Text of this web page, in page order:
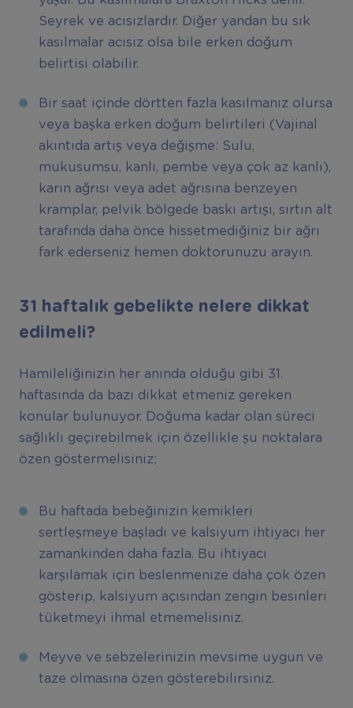
Seyrek ve acısızlardır. Diğer yandan bu sık
kasılmalar acısız olsa bile erken doğum
belirtisi olabilir.
Bir saat içinde dörtten fazla kasılmanız olursa
veya başka erken doğum belirtileri (Vajinal
akıntıda artış veya değişme: Sulu,
mukusumsu, kanlı, pembe veya çok az kanlı),
karın ağrısı veya adet ağrısına benzeyen
kramplar, pelvik bölgede baskı artışı, sırtın alt
tarafında daha önce hissetmediğiniz bir ağrı
fark ederseniz hemen doktorunuzu arayın.
31 haftalık gebelikte nelere dikkat
edilmeli?
Hamileliğinizin her anında olduğu gibi 31.
haftasında da bazı dikkat etmeniz gereken
konular bulunuyor. Doğuma kadar olan süreci
sağlıklı geçirebilmek için özellikle şu noktalara
özen göstermelisiniz;
Bu haftada bebeğinizin kemikleri
sertleşmeye başladı ve kalsiyum ihtiyacı her
zamankinden daha fazla. Bu ihtiyacı
karşılamak için beslenmenize daha çok özen
gösterip, kalsiyum açısından zengin besinleri
tüketmeyi ihmal etmemelisiniz.
Meyve ve sebzelerinizin mevsime uygun ve
taze olmasına özen gösterebilirsiniz.